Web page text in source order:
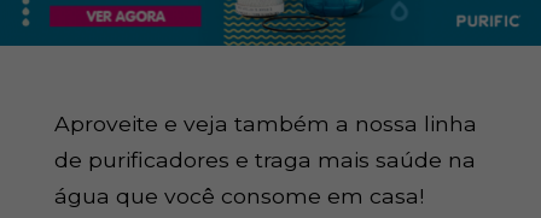
Aproveite e veja também a nossa linha
de purificadores e traga mais saúde na
água que você consome em casa!